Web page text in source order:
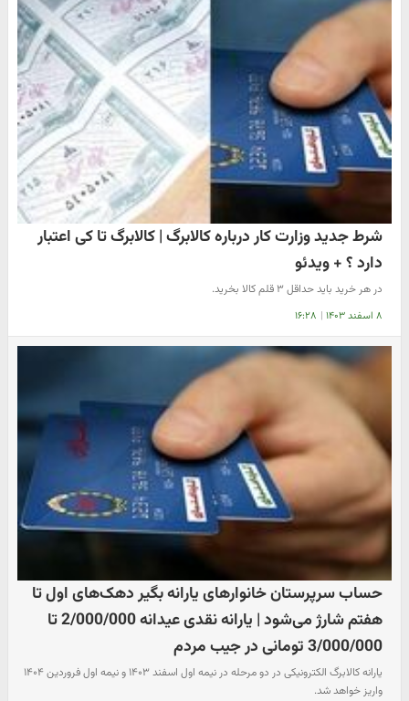
شرط جدید وزارت کار درباره کالابرگ | کالابرگ تا کی اعتبار
دارد ؟ + ویدئو
در هر خرید باید حداقل ۳ قلم کالا بخرید.
۸ اسفند ۱۴۰۳ | ۱۶:۲۸
حساب سرپرستان خانوارهای یارانه بگیر دهک‌های اول تا
هفتم شارژ می‌شود | یارانه نقدی عیدانه 2/000/000 تا
3/000/000 تومانی در جیب مردم
یارانه کالابرگ الکترونیکی در دو مرحله در نیمه اول اسفند ۱۴۰۳ و نیمه اول فروردین ۱۴۰۴
واریز خواهد شد.